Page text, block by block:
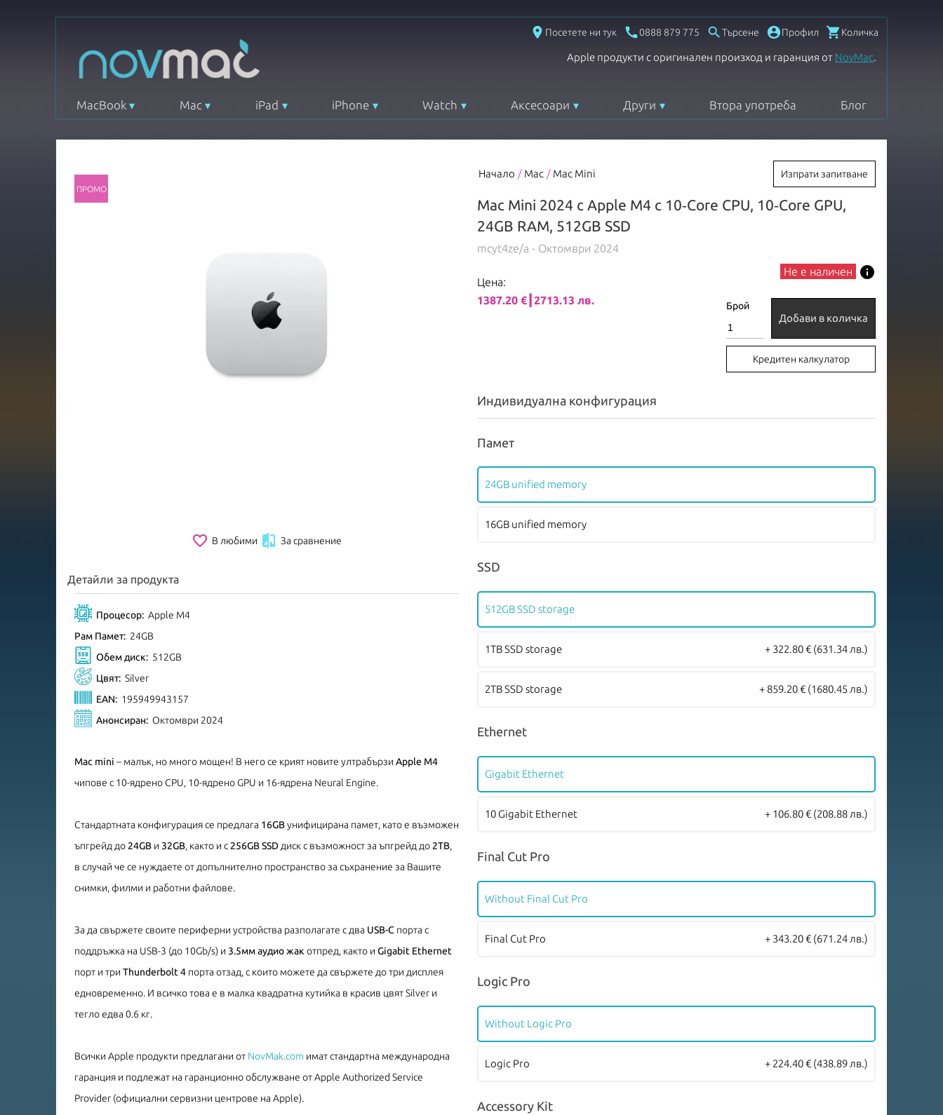
place Посетете ни тук 0888 879 775  Търсене Профил Количка
Apple продукти с оригинален произход и гаранция от NovMac.
MacBook Mac iPad iPhone Watch Аксесоари Други Втора употреба Блог
favorite_border В любими  За сравнение
Детайли за продукта
Процесор: Apple M4
Рам Памет: 24GB
Обем диск: 512GB
Цвят: Silver
EAN: 195949943157
Анонсиран: Октомври 2024
Mac mini – малък, но много мощен! В него се крият новите ултрабързи Apple M4
чипове с 10-ядрено CPU, 10-ядрено GPU и 16-ядрена Neural Engine.
Стандартната конфигурация се предлага 16GBунифицирана памет, като е възможен
ъпгрейд до 24GB и 32GB, както и с 256GB SSDдиск с възможност за ъпгрейд до 2TB,
в случай че се нуждаете от допълнително пространство за съхранение за Вашите
снимки, филми и работни файлове.
За да свържете своите периферни устройства разполагате с два USB-C порта с
поддръжка на USB-3 (до 10Gb/s) и 3.5мм аудио жак отпред, както и Gigabit Ethernet
порт и три Thunderbolt 4 порта отзад, с които можете да свържете до три дисплея
едновременно. И всичко това е в малка квадратна кутийка в красив цвят Silver и
тегло едва 0.6 кг.
Всички Apple продукти предлагани от NovMak.com имат стандартна международна
гаранция и подлежат на гаранционно обслужване от Apple Authorized Service
Provider (официални сервизни центрове на Apple).
Начало / Mac / Mac Mini Изпрати запитване
Mac Mini 2024 с Apple M4 с 10‑Core CPU, 10‑Core GPU,
24GB RAM, 512GB SSD
mcyt4ze/a - Октомври 2024
Цена:
1387.20 €┃2713.13 лв.
Не е наличен info
Брой
Добави в количка
Кредитен калкулатор
Индивидуална конфигурация
Памет
24GB unified memory
16GB unified memory
SSD
512GB SSD storage
1TB SSD storage + 322.80 € (631.34 лв.)
2TB SSD storage + 859.20 € (1680.45 лв.)
Ethernet
Gigabit Ethernet
10 Gigabit Ethernet + 106.80 € (208.88 лв.)
Final Cut Pro
Without Final Cut Pro
Final Cut Pro + 343.20 € (671.24 лв.)
Logic Pro
Without Logic Pro
Logic Pro + 224.40 € (438.89 лв.)
Accessory Kit